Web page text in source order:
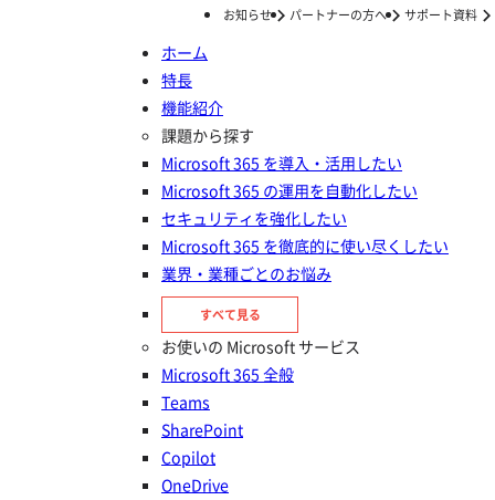
お知らせ パートナーの方へ サポート資料
ホーム
特長
機能紹介
課題から探す
Microsoft 365 を導入・活用したい
Microsoft 365 の運用を自動化したい
セキュリティを強化したい
Microsoft 365 を徹底的に使い尽くしたい
業界・業種ごとのお悩み
すべて見る
お使いの Microsoft サービス
Microsoft 365 全般
Teams
SharePoint
Copilot
OneDrive
ナレッジ/コラム (ページ3)
ナレッジ/コラム
データ保護・バックアップ
Gmailはバックアップ不要？企業が知らない30日リス
クと3つの対策